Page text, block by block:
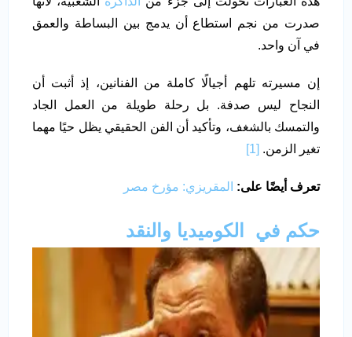
صدرت من نجم استطاع أن يدمج بين البساطة والعمق
في آن واحد.
إن مسيرته تلهم أجيالًا كاملة من الفنانين، إذ أثبت أن
النجاح ليس صدفة. بل رحلة طويلة من العمل الجاد
والتمسك بالشغف، وتأكيد أن الفن الحقيقي يظل حيًا مهما
تغير الزمن. [1]
تعرف أيضًا على: المقريزي: مؤرخ مصر
حكم في الكوميديا والنقد